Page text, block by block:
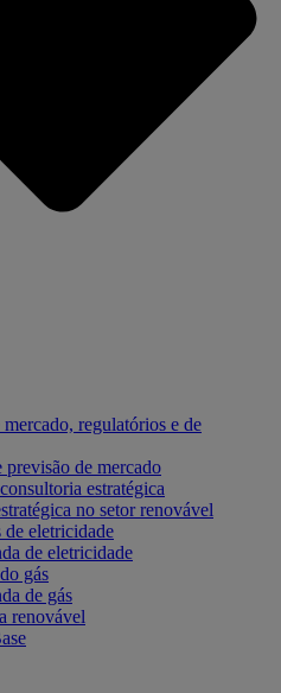
regulatórios e de
de mercado
estratégica
no setor renovável
de eletricidade
de eletricidade
gás
de gás
renovável